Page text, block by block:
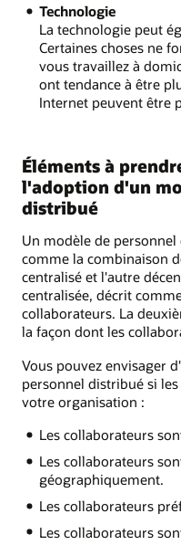
Technologie
La technologie peut
Certaines choses ne
vous travaillez à
ont tendance à être
Internet peuvent être
Éléments à
l'adoption d'un
distribué
Un modèle de
comme la combinaison
centralisé et l'autre
centralisée, décrit
collaborateurs. La
la façon dont les
Vous pouvez envisager
personnel distribué si
votre organisation :
Les collaborateurs
Les collaborateurs
géographiquement.
Les collaborateurs
Les collaborateurs